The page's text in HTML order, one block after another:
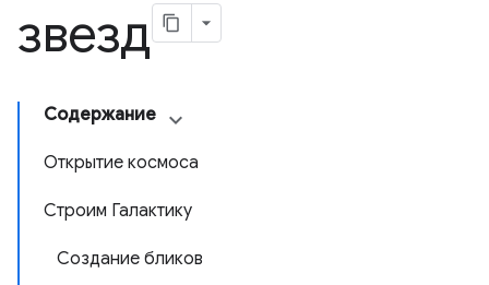
звезд
Содержание
Открытие космоса
Строим Галактику
Создание бликов